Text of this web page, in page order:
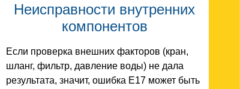
Неисправности внутренних
компонентов
Если проверка внешних факторов (кран,
шланг, фильтр, давление воды) не дала
результата, значит, ошибка E17 может быть